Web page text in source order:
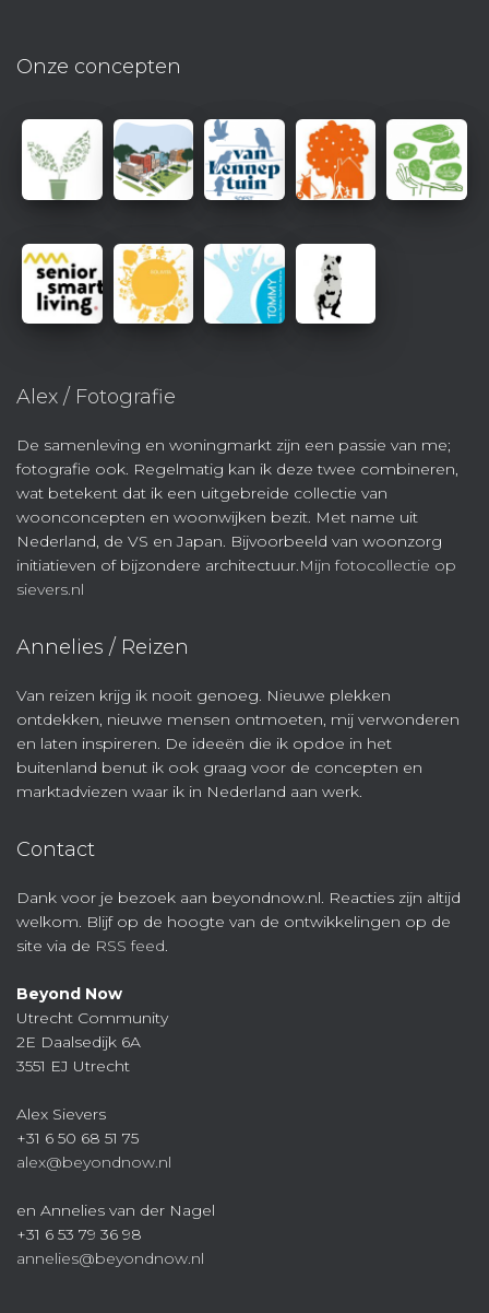
Onze concepten
Alex / Fotografie
De samenleving en woningmarkt zijn een passie van me;
fotografie ook. Regelmatig kan ik deze twee combineren,
wat betekent dat ik een uitgebreide collectie van
woonconcepten en woonwijken bezit. Met name uit
Nederland, de VS en Japan. Bijvoorbeeld van woonzorg
initiatieven of bijzondere architectuur.Mijn fotocollectie op
sievers.nl
Annelies / Reizen
Van reizen krijg ik nooit genoeg. Nieuwe plekken
ontdekken, nieuwe mensen ontmoeten, mij verwonderen
en laten inspireren. De ideeën die ik opdoe in het
buitenland benut ik ook graag voor de concepten en
marktadviezen waar ik in Nederland aan werk.
Contact
Dank voor je bezoek aan beyondnow.nl. Reacties zijn altijd
welkom. Blijf op de hoogte van de ontwikkelingen op de
site via de RSS feed.
Beyond Now
Utrecht Community
2E Daalsedijk 6A
3551 EJ Utrecht
Alex Sievers
+31 6 50 68 51 75
alex@beyondnow.nl
en Annelies van der Nagel
+31 6 53 79 36 98
annelies@beyondnow.nl